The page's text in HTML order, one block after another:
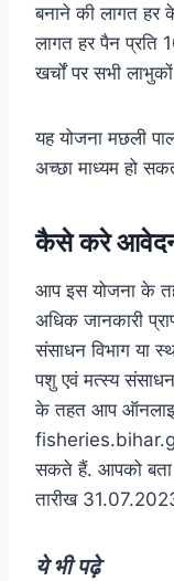
बनाने की लागत
लागत हर पैन प्रति
खर्चों पर सभी
यह योजना मछली
अच्छा माध्यम हो
कैसे करे
आप इस योजना के
अधिक जानकारी
संसाधन विभाग या
पशु एवं मत्स्य
के तहत आप
सकते हैं. आपको
तारीख
ये भी पढ़े